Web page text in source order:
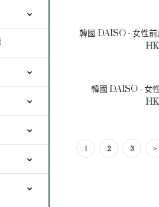
韓國 DAISO - 女
1 2 3 >